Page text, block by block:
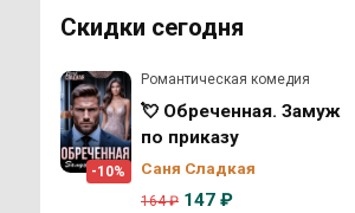
Скидки сегодня
-10%
Романтическая комедия
💘 Обреченная. Замуж
по приказу
Саня Сладкая
164 ₽ 147 ₽